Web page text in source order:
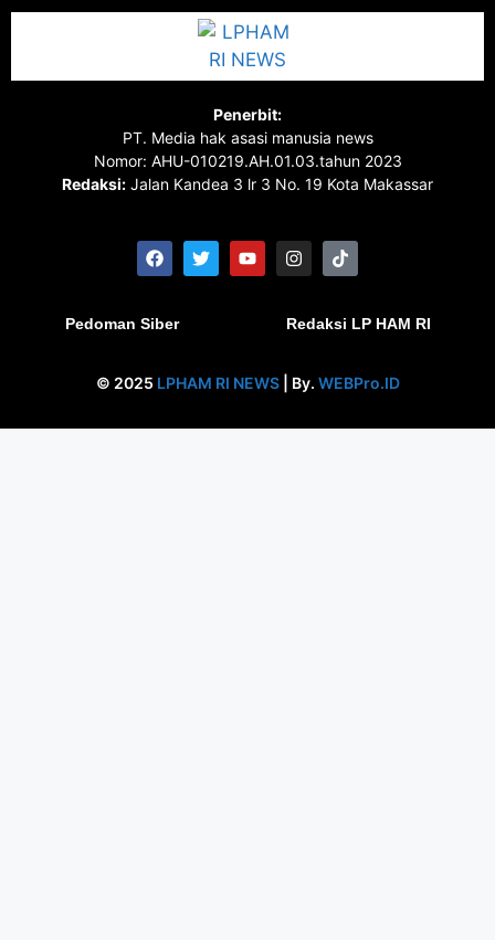
Penerbit:
PT. Media hak asasi manusia news
Nomor: AHU-010219.AH.01.03.tahun 2023
Redaksi: Jalan Kandea 3 lr 3 No. 19 Kota Makassar
Pedoman Siber Redaksi LP HAM RI
© 2025 LPHAM RI NEWS| By. WEBPro.ID